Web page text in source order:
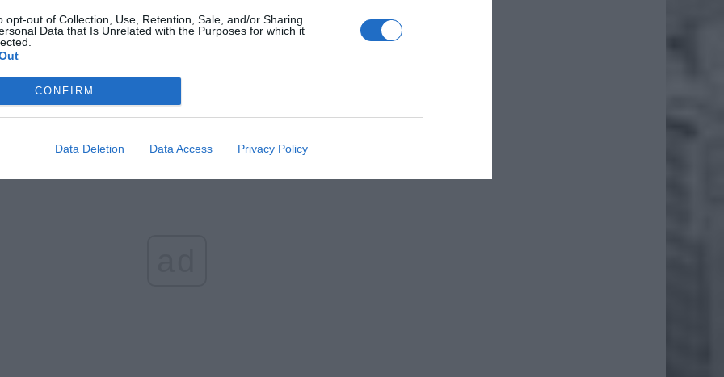
opt-out of Collection, Use, Retention, Sale, and/or Sharing
Data that Is Unrelated with the Purposes for which it
CONFIRM
Data Deletion Data Access Privacy Policy
0,1 proc. wszystkich przestępstw stwierdzonych w Polsce w tym roku,
ogółem 518 tys.
bardzo ważny jest wzrost wykrywalności przestępstw w tej grupie. W
wykrywalność wynosi ponad 46 proc. i jest najwyższa w ciągu ostatnich
(dla porównania w ubiegłym roku wynosiła 39,8 proc.).